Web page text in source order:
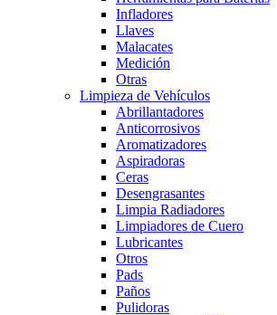
Infladores
Llaves
Malacates
Medición
Otras
Limpieza de Vehículos
Abrillantadores
Anticorrosivos
Aromatizadores
Aspiradoras
Ceras
Desengrasantes
Limpia Radiadores
Limpiadores de Cuero
Lubricantes
Otros
Pads
Paños
Pulidoras